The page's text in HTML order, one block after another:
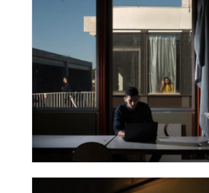
À l’écho du